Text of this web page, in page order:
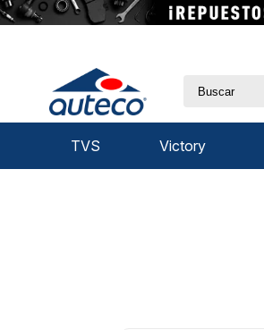
TVS Victory